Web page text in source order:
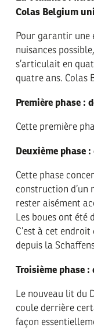
Colas Belgium
Pour garantir une
nuisances
s’articulait en
quatre ans. Colas
Première phase :
Cette première
Deuxième phase
Cette phase
construction d’un
rester aisément
Les boues ont été
C’est à cet
depuis la
Troisième phase
Le nouveau lit du
coule derrière
façon